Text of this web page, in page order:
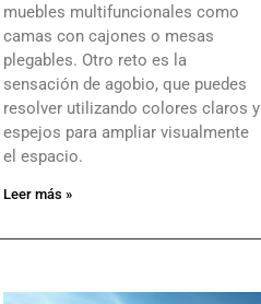
muebles multifuncionales como
camas con cajones o mesas
plegables. Otro reto es la
sensación de agobio, que puedes
resolver utilizando colores claros y
espejos para ampliar visualmente
el espacio.
Leer más »